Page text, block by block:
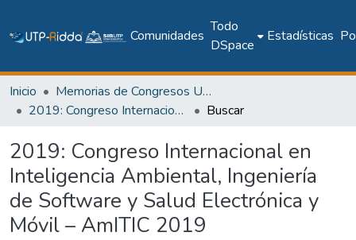
Comunidades
Todo
DSpace
Estadísticas
Inicio
Memorias de Congresos UTP
2019: Congreso Internacional en Inteligencia Ambiental, Ingeniería de Software y Salud Electrónica y Móvil – AmITIC 2019
Buscar
2019: Congreso Internacional en
Inteligencia Ambiental, Ingeniería
de Software y Salud Electrónica y
Móvil – AmITIC 2019